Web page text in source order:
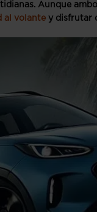
Aunque
al volante y disfrutar